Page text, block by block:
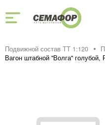
Подвижной состав ТТ 1:120
Вагон штабной "Волга"